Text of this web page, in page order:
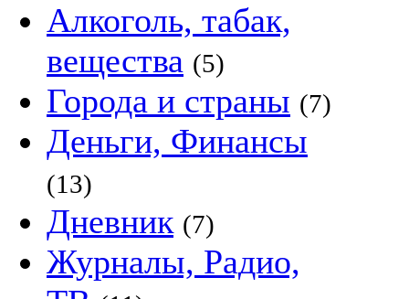
Алкоголь, табак,
вещества (5)
Города и страны (7)
Деньги, Финансы
(13)
Дневник (7)
Журналы, Радио,